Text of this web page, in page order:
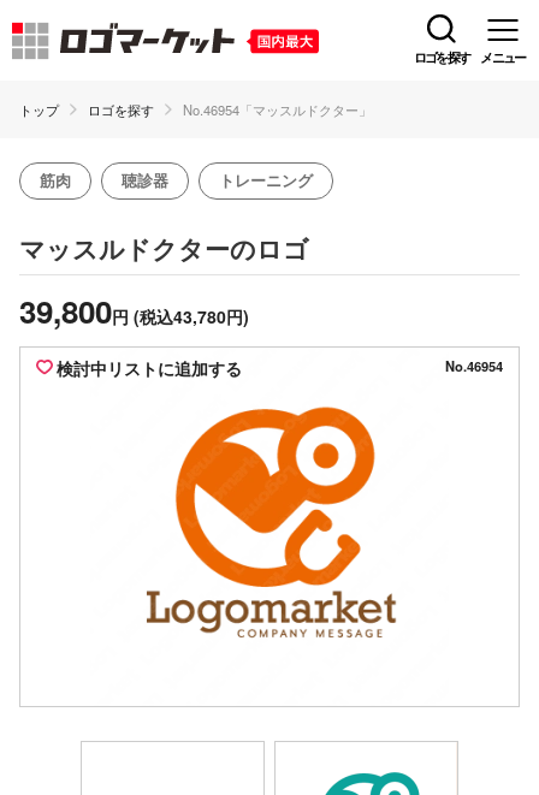
ロゴを探す メニュー
トップ ロゴを探す No.46954「マッスルドクター」
筋肉 聴診器 トレーニング
マッスルドクターのロゴ
39,800円 (税込43,780円)
検討中リストに追加する No.46954